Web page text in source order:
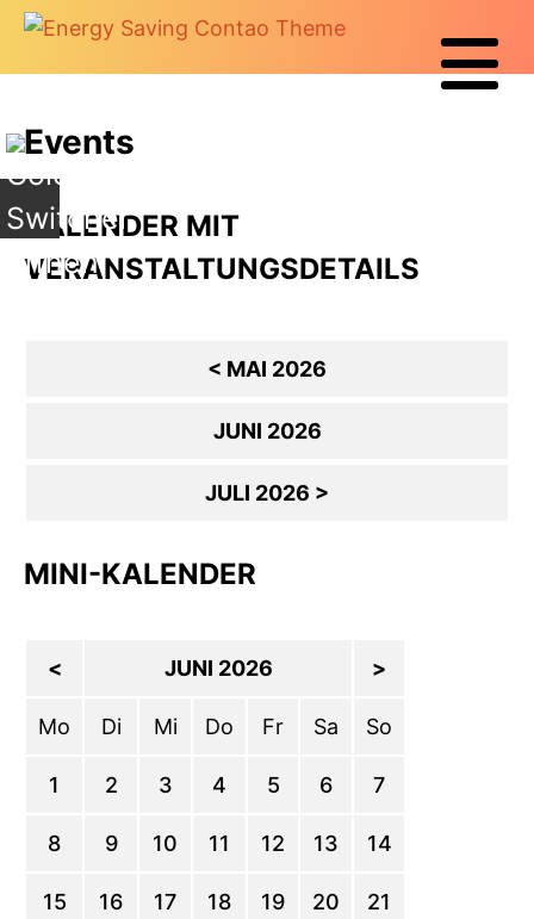
Events
KALENDER MIT
VERANSTALTUNGSDETAILS
< MAI 2026
JUNI 2026
JULI 2026 >
MINI-KALENDER
< JUNI 2026 >
Mo Di Mi Do Fr Sa So
1 2 3 4 5 6 7
8 9 10 11 12 13 14
15 16 17 18 19 20 21